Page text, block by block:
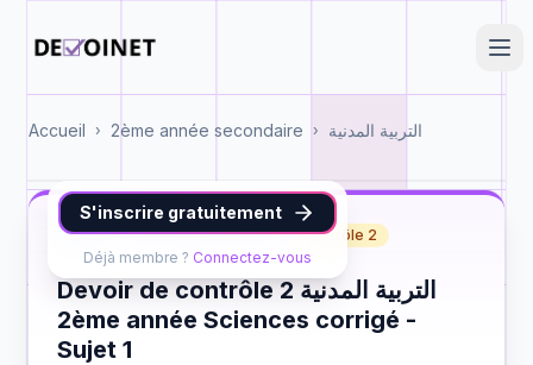
Accueil › 2ème année secondaire › التربية المدنية
S'inscrire gratuitement
Déjà membre ? Connectez-vous
مدنية 2ème année Sciences contrôle 2
Devoir de contrôle 2 التربية المدنية
2ème année Sciences corrigé -
Sujet 1